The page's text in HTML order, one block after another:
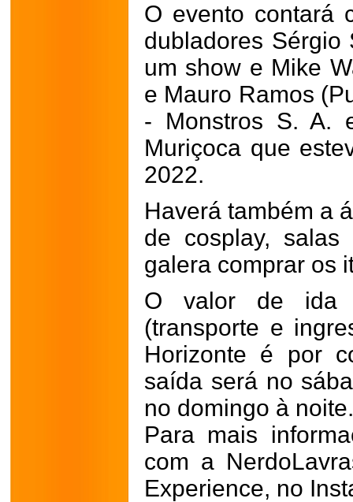
O evento contará
dubladores Sérgio
um show e Mike
e Mauro Ramos
- Monstros S. A.
Muriçoca que
2022.
Haverá também a
de cosplay,
galera comprar os
O valor de ida
(transporte e
Horizonte é por
saída será no
no domingo à noite.
Para mais
com a
Experience, no